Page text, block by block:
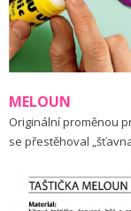
MELOUN
Originální proměnou
se přestěhoval